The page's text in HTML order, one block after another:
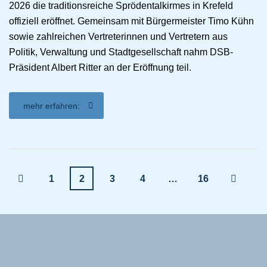
2026 die traditionsreiche Sprödentalkirmes in Krefeld
offiziell eröffnet. Gemeinsam mit Bürgermeister Timo Kühn
sowie zahlreichen Vertreterinnen und Vertretern aus
Politik, Verwaltung und Stadtgesellschaft nahm DSB-
Präsident Albert Ritter an der Eröffnung teil.
mehr erfahren:
1 2 3 4 … 16